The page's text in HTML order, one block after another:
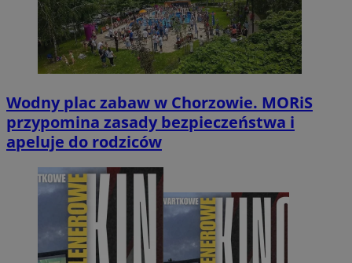
Wodny plac zabaw w Chorzowie. MORiS
przypomina zasady bezpieczeństwa i
apeluje do rodziców